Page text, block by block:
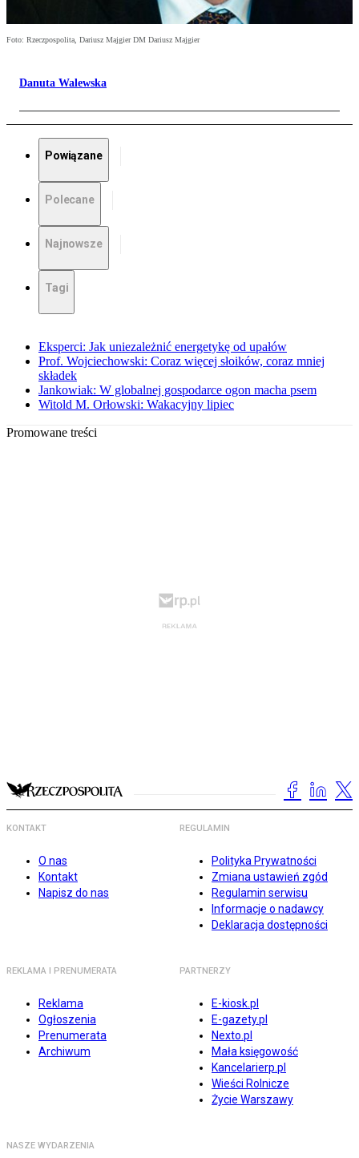
Foto: Rzeczpospolita, Dariusz Majgier DM Dariusz Majgier
Danuta Walewska
Powiązane
Polecane
Najnowsze
Tagi
Eksperci: Jak uniezależnić energetykę od upałów
Prof. Wojciechowski: Coraz więcej słoików, coraz mniej
składek
Jankowiak: W globalnej gospodarce ogon macha psem
Witold M. Orłowski: Wakacyjny lipiec
Promowane treści
KONTAKT
O nas
Kontakt
Napisz do nas
REGULAMIN
Polityka Prywatności
Zmiana ustawień zgód
Regulamin serwisu
Informacje o nadawcy
Deklaracja dostępności
REKLAMA I PRENUMERATA
Reklama
Ogłoszenia
Prenumerata
Archiwum
PARTNERZY
E-kiosk.pl
E-gazety.pl
Nexto.pl
Mała księgowość
Kancelarierp.pl
Wieści Rolnicze
Życie Warszawy
NASZE WYDARZENIA